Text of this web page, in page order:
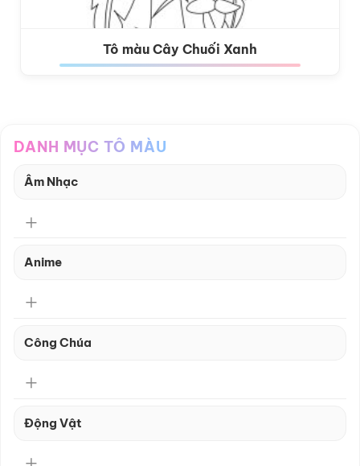
Tô màu Cây Chuối Xanh
DANH MỤC TÔ MÀU
Âm Nhạc
Anime
Công Chúa
Động Vật